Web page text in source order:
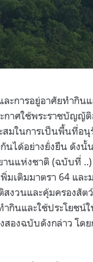
ะการอยู่อาศัยทำกิน
กาศใช้พระราชบัญ
มในการเป็นพื้นที่อ
นได้อย่างยั่งยืน ดัง
นแห่งชาติ (ฉบับที่
เติมมาตรา 64 แล
วนและคุ้มครองสัต
ำกินและใช้ประโย
องฉบับดังกล่าว โด